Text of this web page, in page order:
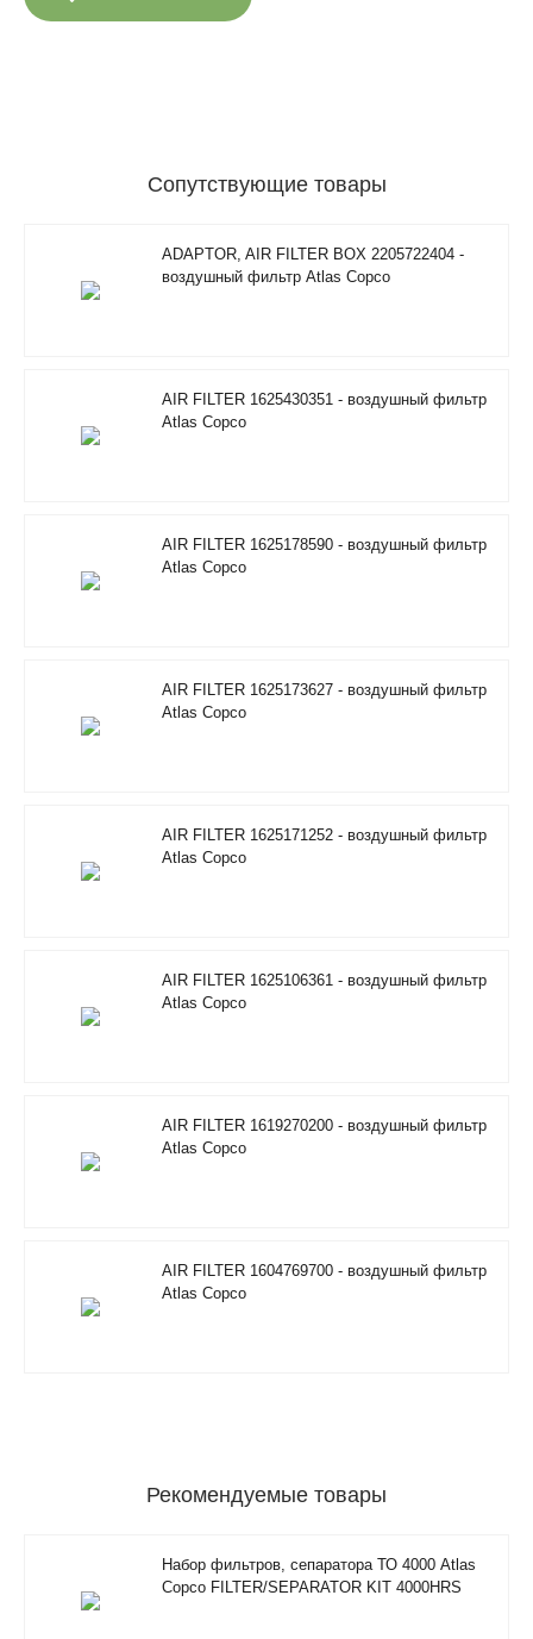
Сопутствующие товары
ADAPTOR, AIR FILTER BOX 2205722404 -
воздушный фильтр Atlas Copco
AIR FILTER 1625430351 - воздушный фильтр
Atlas Copco
AIR FILTER 1625178590 - воздушный фильтр
Atlas Copco
AIR FILTER 1625173627 - воздушный фильтр
Atlas Copco
AIR FILTER 1625171252 - воздушный фильтр
Atlas Copco
AIR FILTER 1625106361 - воздушный фильтр
Atlas Copco
AIR FILTER 1619270200 - воздушный фильтр
Atlas Copco
AIR FILTER 1604769700 - воздушный фильтр
Atlas Copco
Рекомендуемые товары
Набор фильтров, сепаратора ТО 4000 Atlas
Copco FILTER/SEPARATOR KIT 4000HRS